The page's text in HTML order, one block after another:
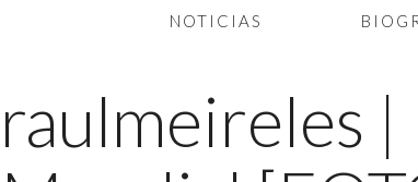
NOTICIAS
raulmeireles |